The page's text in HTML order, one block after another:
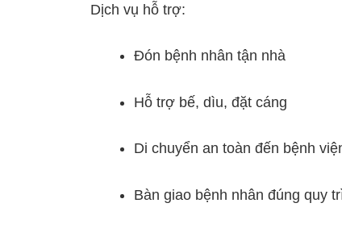
Dịch vụ hỗ trợ:
Đón bệnh nhân tận nhà
Hỗ trợ bế, dìu, đặt cáng
Di chuyển an toàn đến bệnh
Bàn giao bệnh nhân đúng quy